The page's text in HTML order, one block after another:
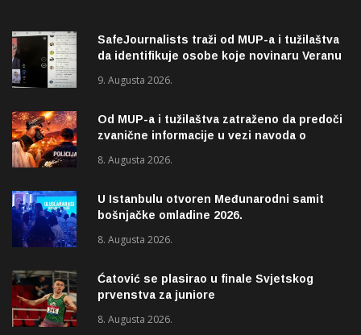
SafeJournalists traži od MUP-a i tužilaštva
da identifikuje osobe koje novinaru Veranu
9. Augusta 2026.
Od MUP-a i tužilaštva zatraženo da predoči
zvanične informacije u vezi navoda o
Pazaru
8. Augusta 2026.
U Istanbulu otvoren Međunarodni samit
bošnjačke omladine 2026.
8. Augusta 2026.
Ćatović se plasirao u finale Svjetskog
prvenstva za juniore
8. Augusta 2026.